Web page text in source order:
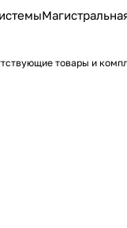
товары и